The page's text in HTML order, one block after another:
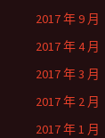
2017 年 9 月
2017 年 4 月
2017 年 3 月
2017 年 2 月
2017 年 1 月